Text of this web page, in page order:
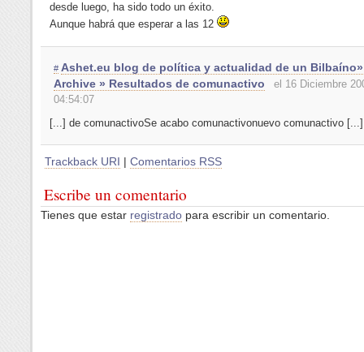
desde luego, ha sido todo un éxito.
Aunque habrá que esperar a las 12
# Ashet.eu blog de política y actualidad de un
Archive » Resultados de comunactivo
el 16 Diciembre
04:54:07
[...] de comunactivoSe acabo comunactivonuevo comunactivo [...]
Trackback URI | Comentarios RSS
Escribe un comentario
Tienes que estar registrado para escribir un comentario.